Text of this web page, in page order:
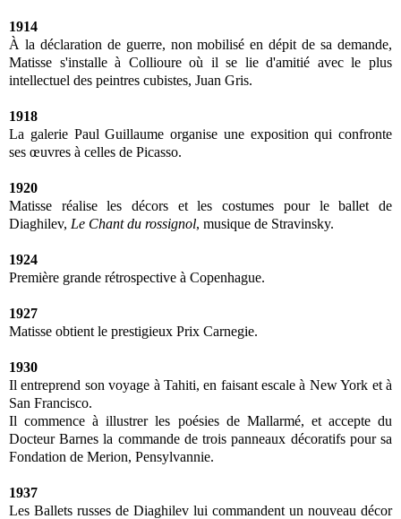
1914
À la déclaration de guerre, non mobilisé en dépit de sa demande,
Matisse s'installe à Collioure où il se lie d'amitié avec le plus
intellectuel des peintres cubistes, Juan Gris.
1918
La galerie Paul Guillaume organise une exposition qui confronte
ses œuvres à celles de Picasso.
1920
Matisse réalise les décors et les costumes pour le ballet de
Diaghilev, Le Chant du rossignol, musique de Stravinsky.
1924
Première grande rétrospective à Copenhague.
1927
Matisse obtient le prestigieux Prix Carnegie.
1930
Il entreprend son voyage à Tahiti, en faisant escale à New York et à
San Francisco.
Il commence à illustrer les poésies de Mallarmé, et accepte du
Docteur Barnes la commande de trois panneaux décoratifs pour sa
Fondation de Merion, Pensylvannie.
1937
Les Ballets russes de Diaghilev lui commandent un nouveau décor